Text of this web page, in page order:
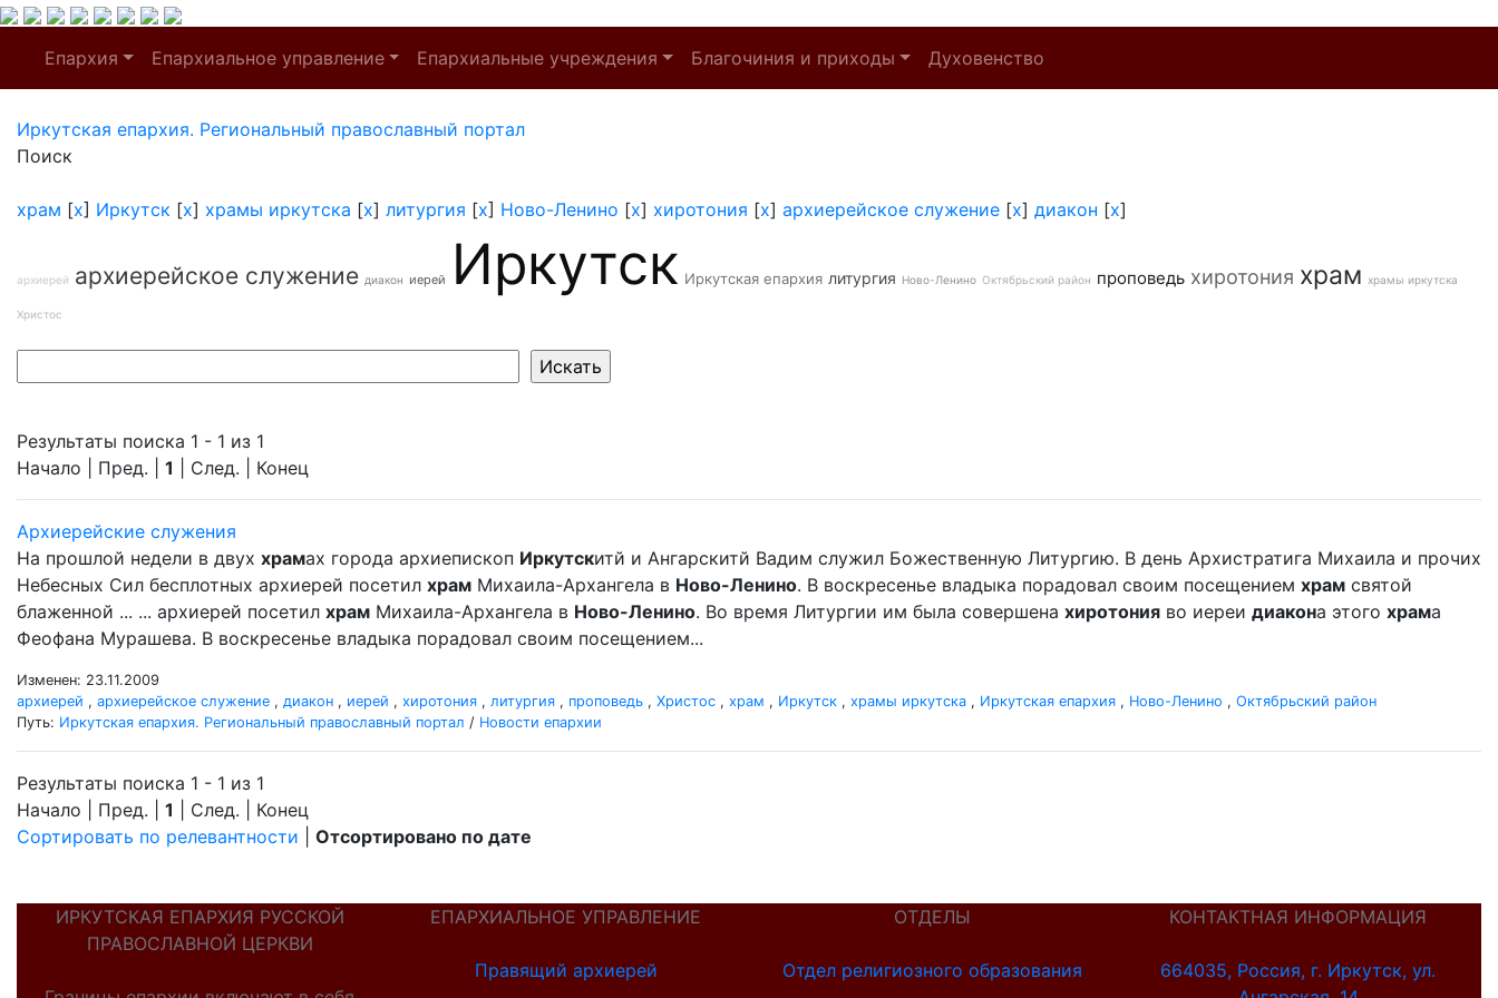
Епархия Епархиальное управление Епархиальные учреждения Благочиния и приходы Духовенство
Иркутская епархия. Региональный православный портал
Поиск
храм [x] Иркутск [x] храмы иркутска [x] литургия [x] Ново-Ленино [x] хиротония [x] архиерейское служение [x] диакон [x]
архиерей архиерейское служение диакон иерей Иркутск Иркутская епархия литургия Ново-Ленино Октябрьский район проповедь хиротония храм храмы иркутска
Христос
Результаты поиска 1 - 1 из 1
Начало | Пред. | 1 | След. | Конец
Архиерейские служения
На прошлой недели в двух храмах города архиепископ Иркутскитй и Ангарскитй Вадим служил Божественную Литургию. В день Архистратига Михаила и прочих
Небесных Сил бесплотных архиерей посетил храм Михаила-Архангела в Ново-Ленино. В воскресенье владыка порадовал своим посещением храм святой
блаженной ... ... архиерей посетил храм Михаила-Архангела в Ново-Ленино. Во время Литургии им была совершена хиротония во иереи диакона этого храма
Феофана Мурашева. В воскресенье владыка порадовал своим посещением...
Изменен: 23.11.2009
архиерей , архиерейское служение , диакон , иерей , хиротония , литургия , проповедь , Христос , храм , Иркутск , храмы иркутска , Иркутская епархия , Ново-Ленино , Октябрьский район
Путь: Иркутская епархия. Региональный православный портал / Новости епархии
Результаты поиска 1 - 1 из 1
Начало | Пред. | 1 | След. | Конец
Сортировать по релевантности
Отсортировано по дате
ИРКУТСКАЯ ЕПАРХИЯ РУССКОЙ
ПРАВОСЛАВНОЙ ЦЕРКВИ
ЕПАРХИАЛЬНОЕ УПРАВЛЕНИЕ
Правящий архиерей
ОТДЕЛЫ
Отдел религиозного образования
КОНТАКТНАЯ ИНФОРМАЦИЯ
664035, Россия, г. Иркутск, ул.